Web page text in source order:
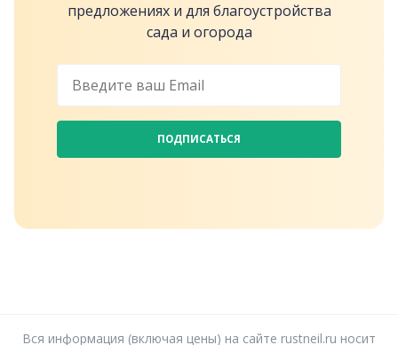
предложениях и для благоустройства
сада и огорода
ПОДПИСАТЬСЯ
Вся информация (включая цены) на сайте rustneil.ru носит